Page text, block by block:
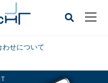
わせについて